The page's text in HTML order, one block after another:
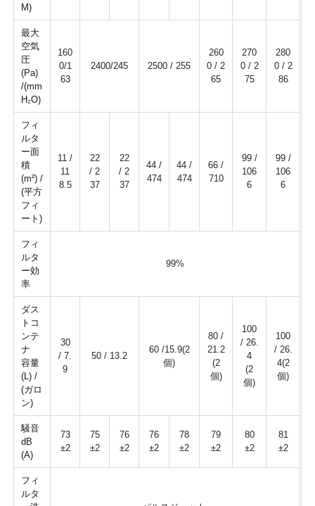
M)
最大
空気
圧
(Pa)
/(mm
H₂O)
160
0/1
63
2400/245 2500 / 255
260
0 / 2
65
270
0 / 2
75
280
0 / 2
86
フィ
ルタ
ー面
積
(m²) /
(平方
フィ
ート)
11 /
11
8.5
22
/ 2
37
22
/ 2
37
44 /
474
44 /
474
66 /
710
99 /
106
6
99 /
106
6
フィ
ルタ
ー効
率
99%
ダス
トコ
ンテ
ナ
容量
(L) /
(ガロ
ン)
30
/ 7.
9
50 / 13.2
60 /15.9(2
個)
80 /
21.2
(2
個)
100
/ 26.
4
(2
個)
100
/ 26.
4(2
個)
騒音
dB
(A)
73
±2
75
±2
76
±2
76
±2
78
±2
79
±2
80
±2
81
±2
フィ
ルタ